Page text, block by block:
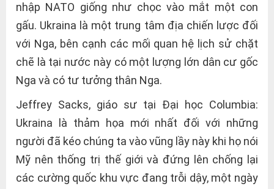
nhập NATO giống như chọc vào mắt một con
gấu. Ukraina là một trung tâm địa chiến lược đối
với Nga, bên cạnh các mối quan hệ lịch sử chặt
chẽ là tại nước này có một lượng lớn dân cư gốc
Nga và có tư tưởng thân Nga.
Jeffrey Sacks, giáo sư tại Đại học Columbia:
Ukraina là thảm họa mới nhất đối với những
người đã kéo chúng ta vào vũng lầy này khi họ nói
Mỹ nên thống trị thế giới và đứng lên chống lại
các cường quốc khu vực đang trỗi dậy, một ngày